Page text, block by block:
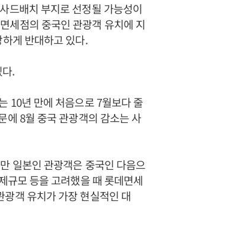
드배치 부지로 선정될 가능성이
세점의 중국인 관광객 유치에 지
게 반대하고 있다.
.
10년 만에 처음으로 7월보다 줄
에 8월 중국 관광객의 감소는 사
일본인 관광객은 중국인 다음으
규모 등을 고려했을 때 롯데면세
객 유치가 가장 현실적인 대